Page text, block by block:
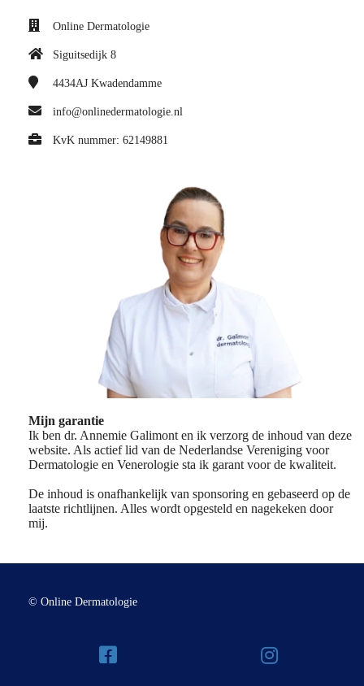
Online Dermatologie
Siguitsedijk 8
4434AJ Kwadendamme
info@onlinedermatologie.nl
KvK nummer: 62149881
Mijn garantie
Ik ben dr. Annemie Galimont en ik verzorg de inhoud van deze
website. Als actief lid van de Nederlandse Vereniging voor
Dermatologie en Venerologie sta ik garant voor de kwaliteit.
De inhoud is onafhankelijk van sponsoring en gebaseerd op de
laatste richtlijnen. Alles wordt opgesteld en nagekeken door
mij.
© Online Dermatologie